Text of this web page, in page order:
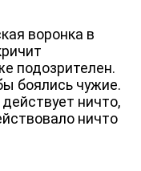
воронка в
подозрителен.
боялись чужие.
ничто,
ничто